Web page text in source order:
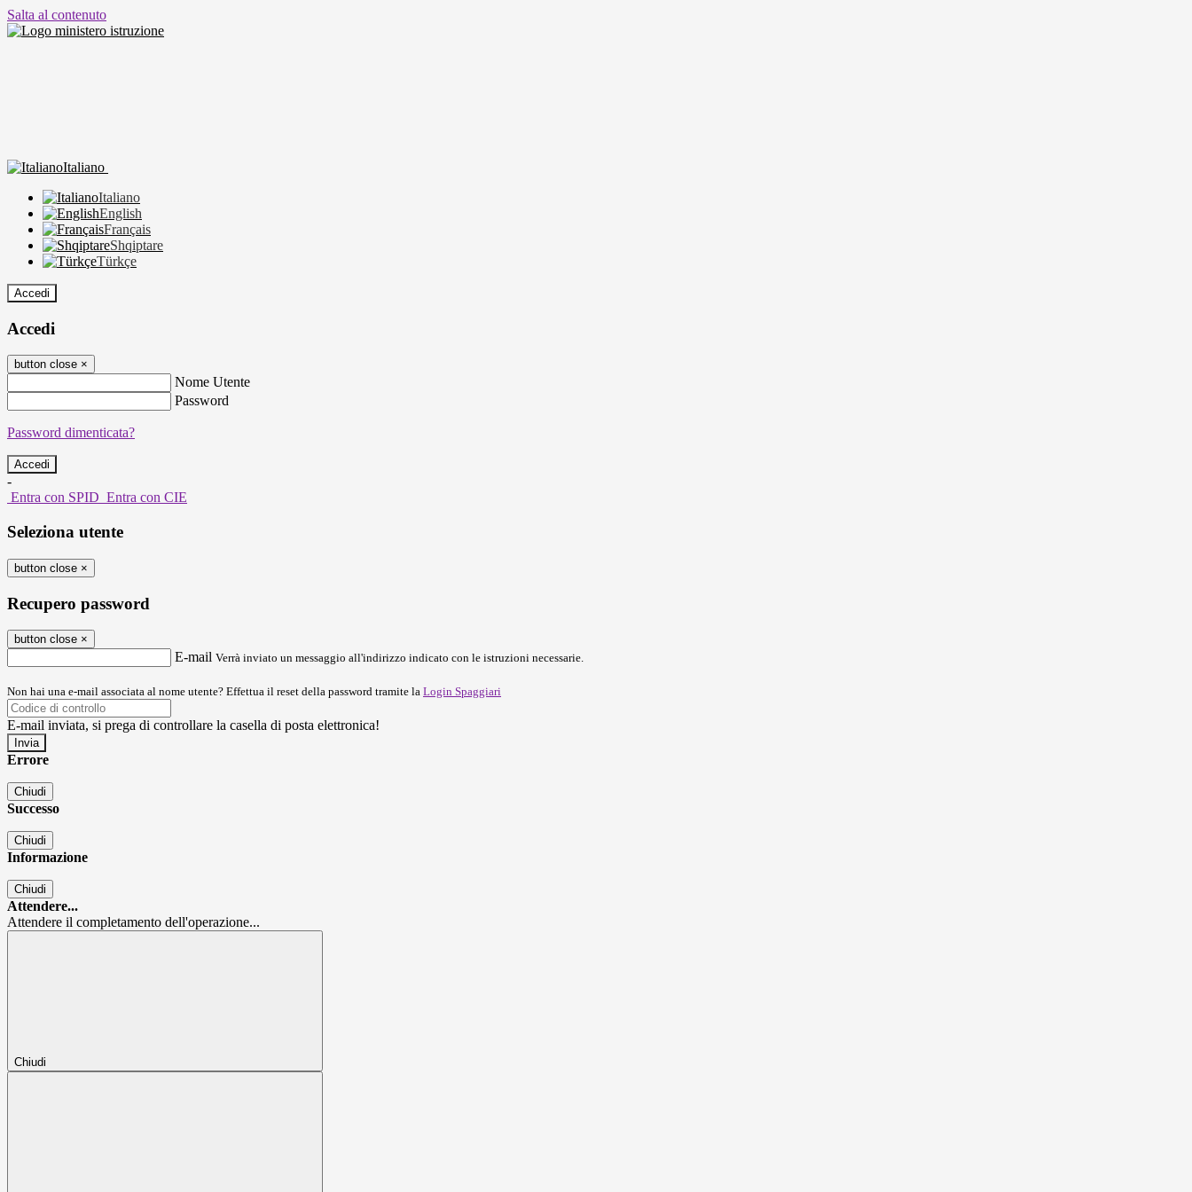
Salta al contenuto
Italiano
Italiano
English
Français
Shqiptare
Türkçe
Accedi
Accedi
button close ×
Nome Utente
Password
Password dimenticata?
-
Entra con SPID Entra con CIE
Seleziona utente
button close ×
Recupero password
button close ×
E-mail Verrà inviato un messaggio all'indirizzo indicato con le istruzioni necessarie.
Non hai una e-mail associata al nome utente? Effettua il reset della password tramite la Login Spaggiari
E-mail inviata, si prega di controllare la casella di posta elettronica!
Errore
Chiudi
Successo
Chiudi
Informazione
Chiudi
Attendere...
Attendere il completamento dell'operazione...
Chiudi